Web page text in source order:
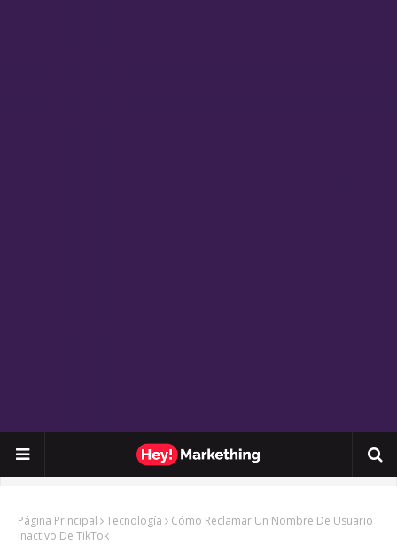
Página Principal Tecnología
Cómo Reclamar Un Nombre De Usuario
Inactivo De TikTok